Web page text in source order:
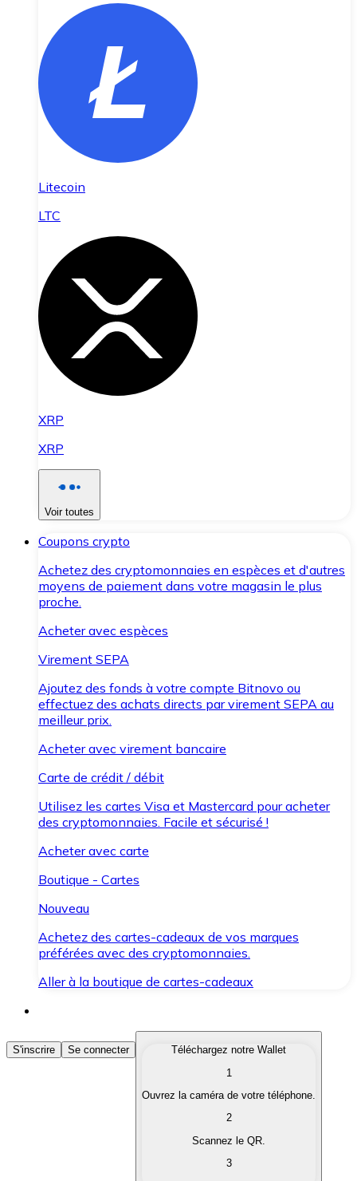
Litecoin
LTC
XRP
XRP
Voir toutes
Coupons crypto
Achetez des cryptomonnaies en espèces et d'autres
moyens de paiement dans votre magasin le plus
proche.
Acheter avec espèces
Virement SEPA
Ajoutez des fonds à votre compte Bitnovo ou
effectuez des achats directs par virement SEPA au
meilleur prix.
Acheter avec virement bancaire
Carte de crédit / débit
Utilisez les cartes Visa et Mastercard pour acheter
des cryptomonnaies. Facile et sécurisé !
Acheter avec carte
Boutique - Cartes
Nouveau
Achetez des cartes-cadeaux de vos marques
préférées avec des cryptomonnaies.
Aller à la boutique de cartes-cadeaux
Acheter des Cryptomonnaies
Achetez les cryptomonnaies qui vous intéressent
Convertissez vos cryptomonnaies en monnaie
S'inscrire Se connecter
Téléchargez notre Wallet
1
Ouvrez la caméra de votre téléphone.
2
Scannez le QR.
3